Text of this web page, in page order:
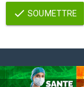
SOUMETTRE